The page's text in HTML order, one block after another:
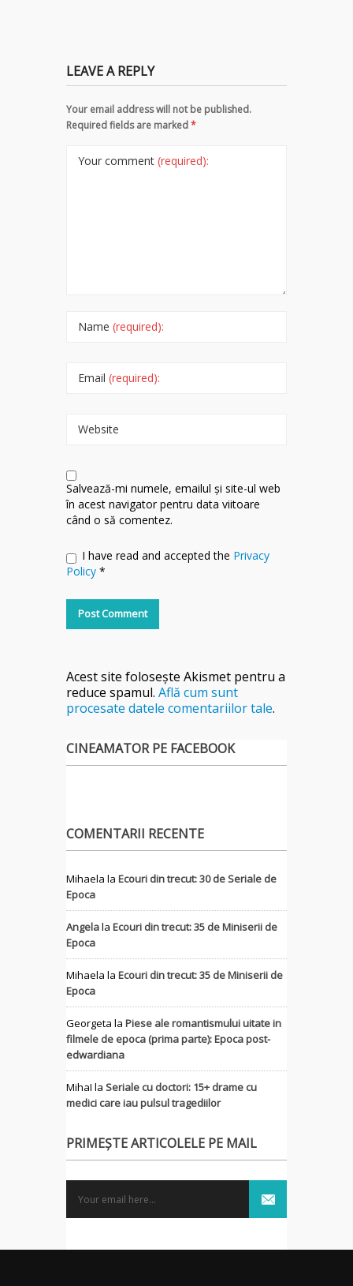
LEAVE A REPLY
Your email address will not be published.
Required fields are marked*
Your comment (required):
Name (required):
Email (required):
Website
Salvează-mi numele, emailul și site-ul web
în acest navigator pentru data viitoare
când o să comentez.
I have read and accepted the Privacy
Policy *
Acest site folosește Akismet pentru a
reduce spamul. Află cum sunt
procesate datele comentariilor tale.
CINEAMATOR PE FACEBOOK
COMENTARII RECENTE
Mihaela la Ecouri din trecut: 30 de Seriale de
Epoca
Angelala Ecouri din trecut: 35 de Miniserii de
Epoca
Mihaela la Ecouri din trecut: 35 de Miniserii de
Epoca
Georgeta la Piese ale romantismului uitate in
filmele de epoca (prima parte): Epoca post-
edwardiana
MihaI la Seriale cu doctori: 15+ drame cu
medici care iau pulsul tragediilor
PRIMEȘTE ARTICOLELE PE MAIL